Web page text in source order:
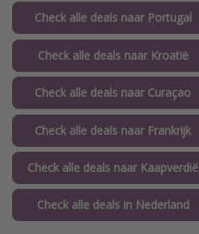
Check alle deals naar Portugal
Check alle deals naar Kroatië
Check alle deals naar Curaçao
Check alle deals naar Frankrijk
Check alle deals naar Kaapverdië
Check alle deals in Nederland